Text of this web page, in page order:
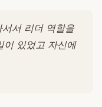
서 리더 역할을
이 있었고 자신에